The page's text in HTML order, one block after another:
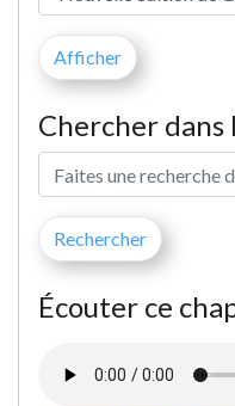
Chercher dans
Écouter ce